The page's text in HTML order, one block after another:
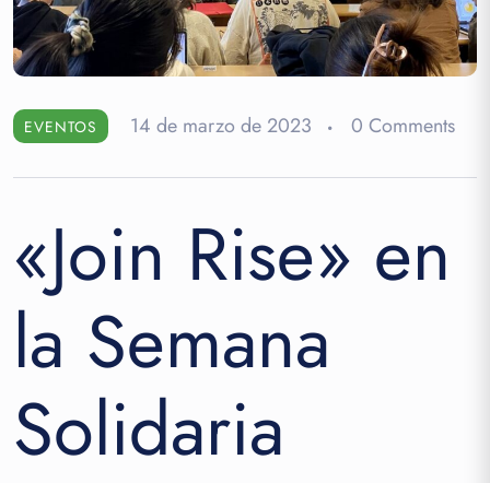
EVENTOS 14 de marzo de 2023 0 Comments
«Join Rise» en
la Semana
Solidaria